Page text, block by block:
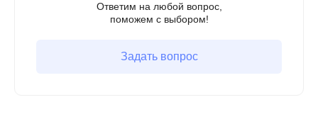
Ответим на любой вопрос,
поможем с выбором!
Задать вопрос